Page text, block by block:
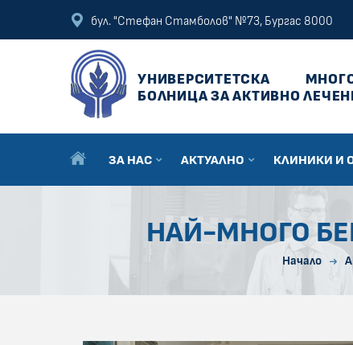
бул. "Стефан Стамболов" №73, Бургас 8000
УНИВЕРСИТЕТСКА
БОЛНИЦА ЗА АКТИВНО
ЗА НАС АКТУАЛНО КЛИНИКИ И
НАЙ-МНОГО
Начало